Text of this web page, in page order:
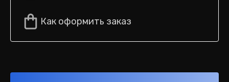
Как оформить заказ